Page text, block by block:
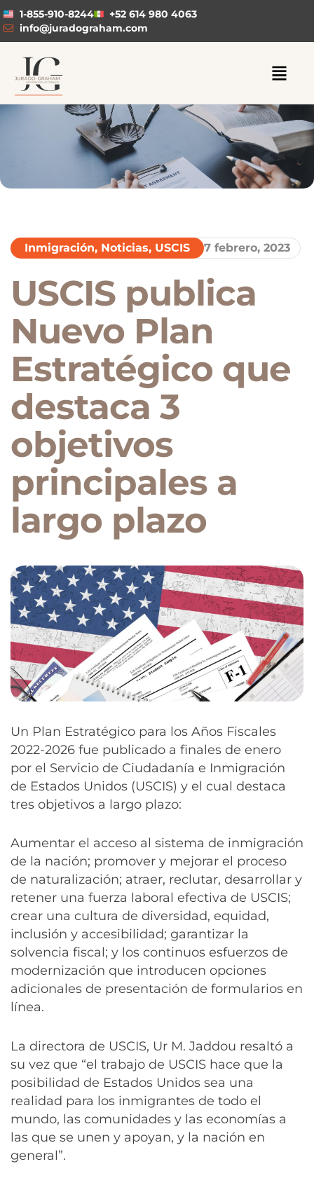
1-855-910-8244
+52 614 980 4063
info@juradograham.com
Inmigración, Noticias, USCIS 7 febrero, 2023
USCIS publica
Nuevo Plan
Estratégico que
destaca 3
objetivos
principales a
largo plazo
Un Plan Estratégico para los Años Fiscales
2022-2026 fue publicado a finales de enero
por el Servicio de Ciudadanía e Inmigración
de Estados Unidos (USCIS) y el cual destaca
tres objetivos a largo plazo:
Aumentar el acceso al sistema de inmigración
de la nación; promover y mejorar el proceso
de naturalización; atraer, reclutar, desarrollar y
retener una fuerza laboral efectiva de USCIS;
crear una cultura de diversidad, equidad,
inclusión y accesibilidad; garantizar la
solvencia fiscal; y los continuos esfuerzos de
modernización que introducen opciones
adicionales de presentación de formularios en
línea.
La directora de USCIS, Ur M. Jaddou resaltó a
su vez que “el trabajo de USCIS hace que la
posibilidad de Estados Unidos sea una
realidad para los inmigrantes de todo el
mundo, las comunidades y las economías a
las que se unen y apoyan, y la nación en
general”.